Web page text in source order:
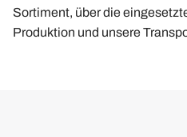
Sortiment, über die
Produktion und unsere